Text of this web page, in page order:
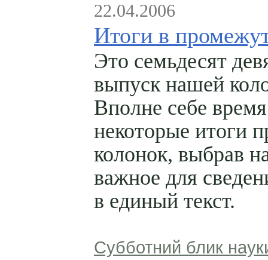
22.04.2006
Итоги в
Это семьдесят
выпуск нашей
Вполне себе
некоторые итоги
колонок, выбрав
важное для
в единый текст.
Субботний блик